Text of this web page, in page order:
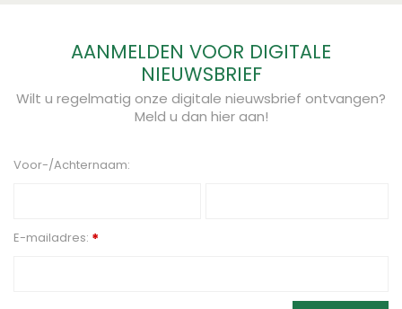
AANMELDEN VOOR DIGITALE
NIEUWSBRIEF
Wilt u regelmatig onze digitale nieuwsbrief ontvangen?
Meld u dan hier aan!
Voor-/Achternaam:
E-mailadres: *